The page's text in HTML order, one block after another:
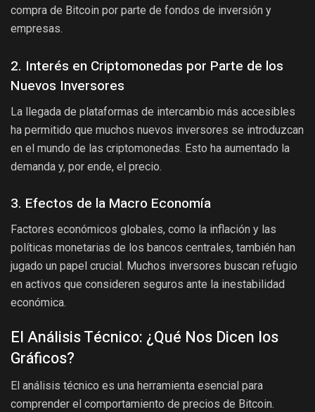
compra de Bitcoin por parte de fondos de inversión y
empresas.
2. Interés en Criptomonedas por Parte de los
Nuevos Inversores
La llegada de plataformas de intercambio más accesibles
ha permitido que muchos nuevos inversores se introduzcan
en el mundo de las criptomonedas. Esto ha aumentado la
demanda y, por ende, el precio.
3. Efectos de la Macro Economía
Factores económicos globales, como la inflación y las
políticas monetarias de los bancos centrales, también han
jugado un papel crucial. Muchos inversores buscan refugio
en activos que consideren seguros ante la inestabilidad
económica.
El Análisis Técnico: ¿Qué Nos Dicen los
Gráficos?
El análisis técnico es una herramienta esencial para
comprender el comportamiento de precios de Bitcoin.